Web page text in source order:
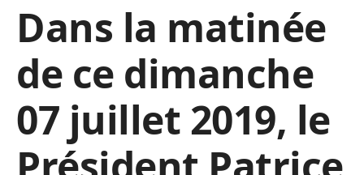
Dans la matinée
de ce dimanche
07 juillet 2019, le